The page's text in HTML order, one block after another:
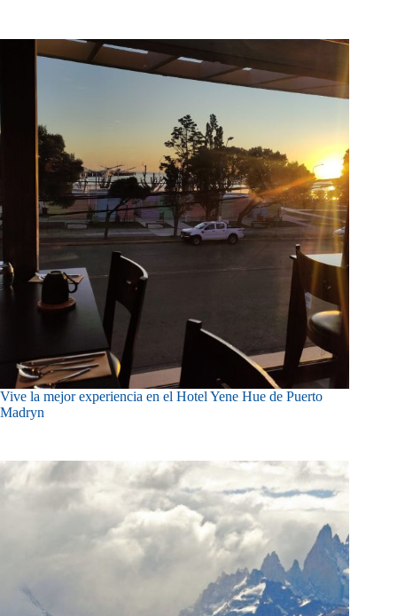
Vive la mejor experiencia en el Hotel Yene Hue de Puerto
Madryn